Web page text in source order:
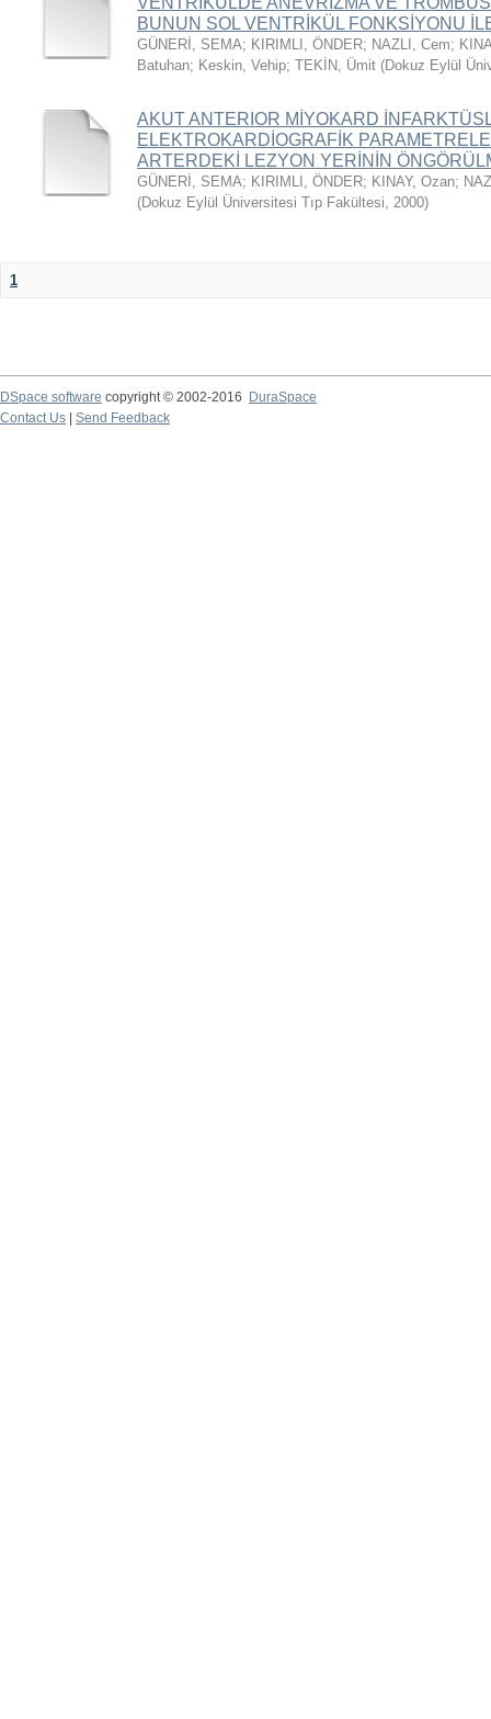
BUNUN SOL VENTRİKÜL FONKSİYONU
GÜNERİ, SEMA; KIRIMLI, ÖNDER; NAZLI, Cem;
Batuhan; Keskin, Vehip; TEKİN, Ümit (Dokuz Eylül
AKUT ANTERIOR MİYOKARD
ELEKTROKARDİOGRAFİK
ARTERDEKİ LEZYON YERİNİN
GÜNERİ, SEMA; KIRIMLI, ÖNDER; KINAY, Ozan;
(Dokuz Eylül Üniversitesi Tıp Fakültesi, 2000)
1
DSpace software copyright © 2002-2016
DuraSpace
Contact Us
Send Feedback